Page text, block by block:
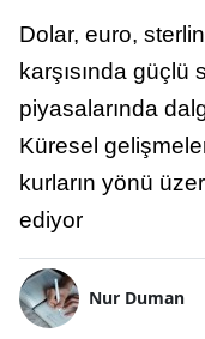
Dolar, euro,
karşısında güçlü
piyasalarında
Küresel
kurların yönü
ediyor
Nur Duman